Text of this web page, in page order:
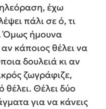
έχω
πάλι σε ό, τι
Όμως ήμουνα
κάποιος θέλει να
δουλειά κι αν
ζωγράφιζε,
θέλει. Θέλει δύο
για να κάνεις